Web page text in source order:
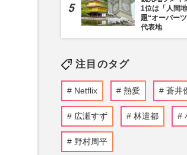
1位は「人間
題“オーバー
代表地
注目のタグ
Netflix 熱愛 蒼井
広瀬すず 林遣都
野村周平